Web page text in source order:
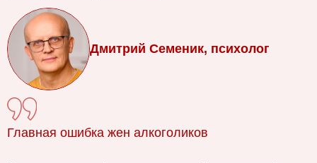
Дмитрий Семеник, психолог
Главная ошибка жен алкоголиков